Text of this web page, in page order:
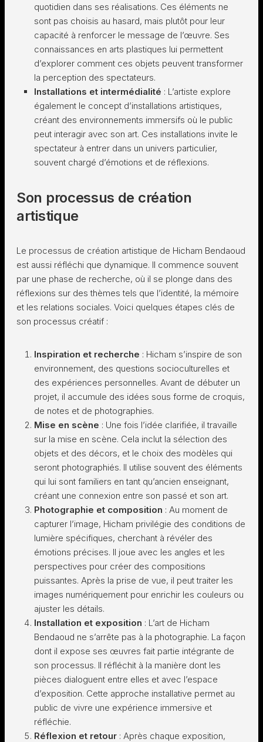
quotidien dans ses réalisations. Ces éléments ne
sont pas choisis au hasard, mais plutôt pour leur
capacité à renforcer le message de l’œuvre. Ses
connaissances en arts plastiques lui permettent
d’explorer comment ces objets peuvent transformer
la perception des spectateurs.
Installations et intermédialité : L’artiste explore
également le concept d’installations artistiques,
créant des environnements immersifs où le public
peut interagir avec son art. Ces installations invite le
spectateur à entrer dans un univers particulier,
souvent chargé d’émotions et de réflexions.
Son processus de création
artistique
Le processus de création artistique de Hicham Bendaoud
est aussi réfléchi que dynamique. Il commence souvent
par une phase de recherche, où il se plonge dans des
réflexions sur des thèmes tels que l’identité, la mémoire
et les relations sociales. Voici quelques étapes clés de
son processus créatif :
Inspiration et recherche : Hicham s’inspire de son
environnement, des questions socioculturelles et
des expériences personnelles. Avant de débuter un
projet, il accumule des idées sous forme de croquis,
de notes et de photographies.
Mise en scène : Une fois l’idée clarifiée, il travaille
sur la mise en scène. Cela inclut la sélection des
objets et des décors, et le choix des modèles qui
seront photographiés. Il utilise souvent des éléments
qui lui sont familiers en tant qu’ancien enseignant,
créant une connexion entre son passé et son art.
Photographie et composition : Au moment de
capturer l’image, Hicham privilégie des conditions de
lumière spécifiques, cherchant à révéler des
émotions précises. Il joue avec les angles et les
perspectives pour créer des compositions
puissantes. Après la prise de vue, il peut traiter les
images numériquement pour enrichir les couleurs ou
ajuster les détails.
Installation et exposition : L’art de Hicham
Bendaoud ne s’arrête pas à la photographie. La façon
dont il expose ses œuvres fait partie intégrante de
son processus. Il réfléchit à la manière dont les
pièces dialoguent entre elles et avec l’espace
d’exposition. Cette approche installative permet au
public de vivre une expérience immersive et
réfléchie.
Réflexion et retour : Après chaque exposition,